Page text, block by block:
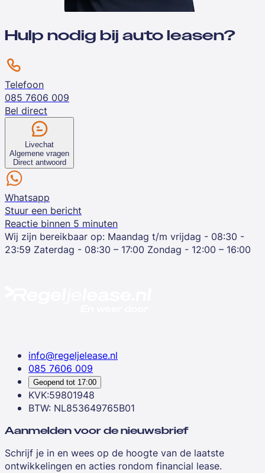
Hulp nodig bij auto leasen?
Telefoon
085 7606 009
Bel direct
Livechat
Algemene vragen
Direct antwoord
Whatsapp
Stuur een bericht
Reactie binnen 5 minuten
Wij zijn bereikbaar op: Maandag t/m vrijdag - 08:30 -
23:59 Zaterdag - 08:30 – 17:00 Zondag - 12:00 – 16:00
info@regeljelease.nl
085 7606 009
Geopend tot 17:00
KVK:59801948
BTW: NL853649765B01
Aanmelden voor de nieuwsbrief
Schrijf je in en wees op de hoogte van de laatste
ontwikkelingen en acties rondom financial lease.